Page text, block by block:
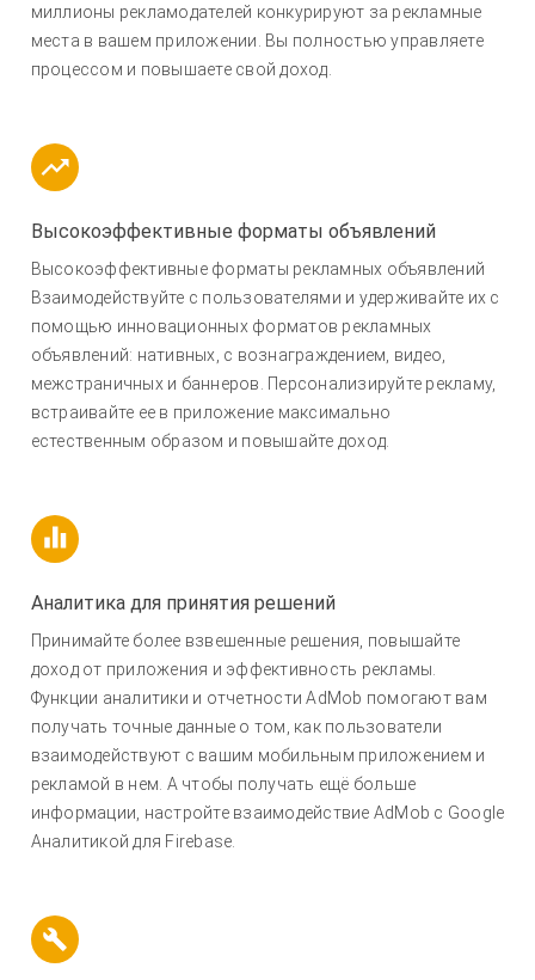
миллионы рекламодателей конкурируют за рекламные
места в вашем приложении. Вы полностью управляете
процессом и повышаете свой доход.
Высокоэффективные форматы объявлений
Высокоэффективные форматы рекламных объявлений
Взаимодействуйте с пользователями и удерживайте их с
помощью инновационных форматов рекламных
объявлений: нативных, с вознаграждением, видео,
межстраничных и баннеров. Персонализируйте рекламу,
встраивайте ее в приложение максимально
естественным образом и повышайте доход.
Аналитика для принятия решений
Принимайте более взвешенные решения, повышайте
доход от приложения и эффективность рекламы.
Функции аналитики и отчетности AdMob помогают вам
получать точные данные о том, как пользователи
взаимодействуют с вашим мобильным приложением и
рекламой в нем. А чтобы получать ещё больше
информации, настройте взаимодействие AdMob с Google
Аналитикой для Firebase.